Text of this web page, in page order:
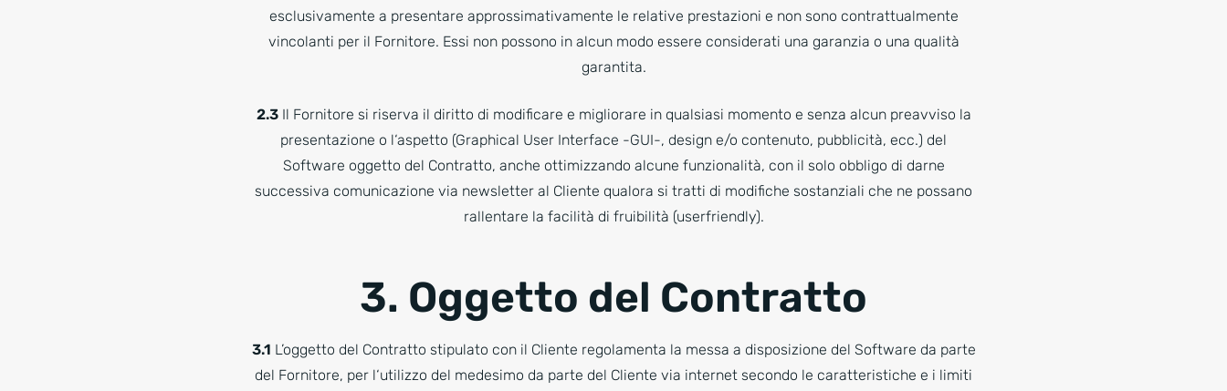
esclusivamente a presentare approssimativamente le relative prestazioni e non sono contrattualmente
vincolanti per il Fornitore. Essi non possono in alcun modo essere considerati una garanzia o una qualità
garantita.
2.3Il Fornitore si riserva il diritto di modificare e migliorare in qualsiasi momento e senza alcun preavviso la
presentazione o l‘aspetto (Graphical User Interface -GUI-, design e/o contenuto, pubblicità, ecc.) del
Software oggetto del Contratto, anche ottimizzando alcune funzionalità, con il solo obbligo di darne
successiva comunicazione via newsletter al Cliente qualora si tratti di modifiche sostanziali che ne possano
rallentare la facilità di fruibilità (userfriendly).
3. Oggetto del Contratto
3.1 L’oggetto del Contratto stipulato con il Cliente regolamenta la messa a disposizione del Software da parte
del Fornitore, per l‘utilizzo del medesimo da parte del Cliente via internet secondo le caratteristiche e i limiti